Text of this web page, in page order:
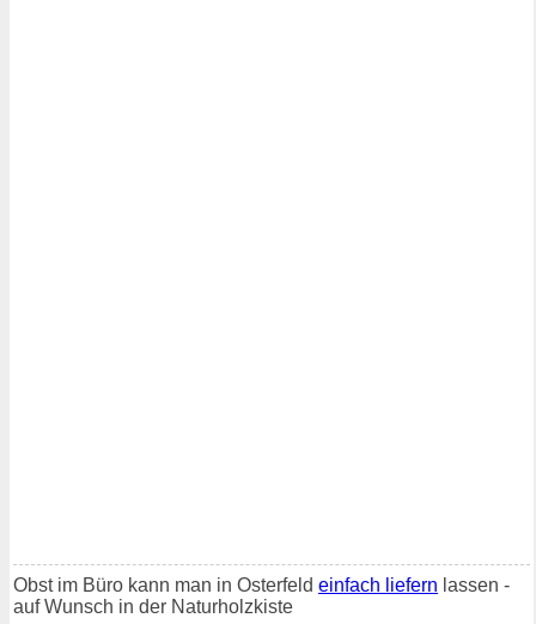
Obst im Büro kann man in Osterfeld einfach liefern lassen -
auf Wunsch in der Naturholzkiste